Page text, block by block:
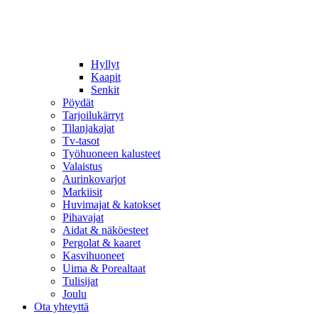
Hyllyt
Kaapit
Senkit
Pöydät
Tarjoilukärryt
Tilanjakajat
Tv-tasot
Työhuoneen kalusteet
Valaistus
Aurinkovarjot
Markiisit
Huvimajat & katokset
Pihavajat
Aidat & näköesteet
Pergolat & kaaret
Kasvihuoneet
Uima & Porealtaat
Tulisijat
Joulu
Ota yhteyttä